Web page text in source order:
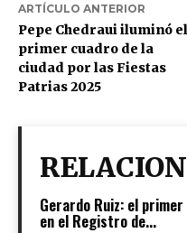
ARTÍCULO ANTERIOR
Pepe Chedraui iluminó el
primer cuadro de la
ciudad por las Fiestas
Patrias 2025
Gerardo Ruiz: el
en el Registro de...